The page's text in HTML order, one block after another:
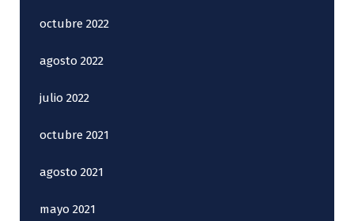
octubre 2022
agosto 2022
julio 2022
octubre 2021
agosto 2021
mayo 2021